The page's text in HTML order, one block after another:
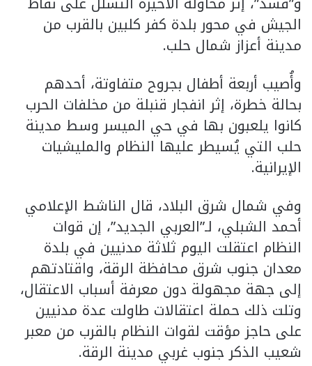
الجيش في محور بلدة كفر كلبين بالقرب من
مدينة أعزاز شمال حلب.
وأُصيب أربعة أطفال بجروح متفاوتة، أحدهم
بحالة خطرة، إثر انفجار قنبلة من مخلفات الحرب
كانوا يلعبون بها في حي الميسر وسط مدينة
حلب التي يُسيطر عليها النظام والمليشيات
الإيرانية.
وفي شمال شرق البلاد، قال الناشط الإعلامي
أحمد الشبلي، لـ”العربي الجديد”، إن قوات
النظام اعتقلت اليوم ثلاثة مدنيين في بلدة
معدان جنوب شرق محافظة الرقة، واقتادتهم
إلى جهة مجهولة دون معرفة أسباب الاعتقال،
وتلت ذلك حملة اعتقالات طاولت عدة مدنيين
على حاجز مؤقت لقوات النظام بالقرب من معبر
شعيب الذكر جنوب غربي مدينة الرقة.